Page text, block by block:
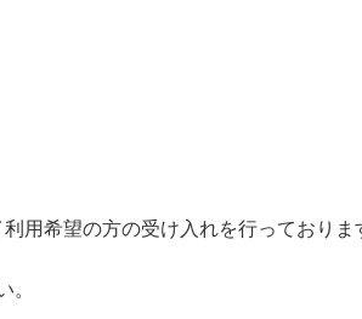
用希望の方の受け入れを行っておりま
。